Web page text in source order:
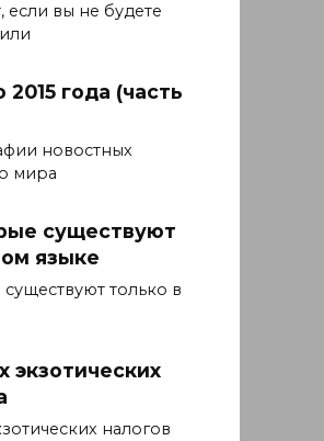
если вы не будете
года (часть
новостных
мира
существуют
языке
только в
экзотических
налогов